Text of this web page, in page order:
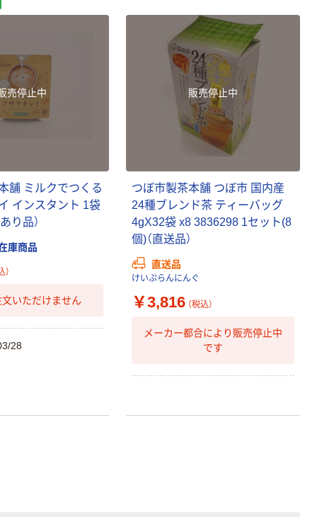
売停止中
舗 ミルクでつくる
インスタント 1袋
り品）
庫商品
）
いただけません
28
販売停止中
つぼ市製茶本舗 つぼ市 国内産
24種ブレンド茶 ティーバッグ
4gX32袋 x8 3836298 1セット(8
個)（直送品）
直送品
けいぷらんにんぐ
￥3,816 （税込）
メーカー都合により販売停止中
です